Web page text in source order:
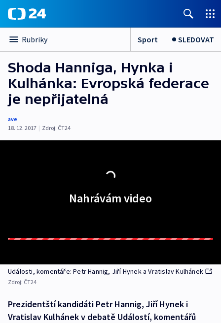
Rubriky Sport SLEDOVAT
Shoda Hanniga, Hynka i
Kulhánka: Evropská federace
je nepřijatelná
ave
18. 12. 2017 | Zdroj: ČT24
Nahrávám video
Události, komentáře: Petr Hannig, Jiří Hynek a Vratislav Kulhánek
Zdroj: ČT24
Prezidentští kandidáti Petr Hannig, Jiří Hynek i
Vratislav Kulhánek v debatě Událostí, komentářů